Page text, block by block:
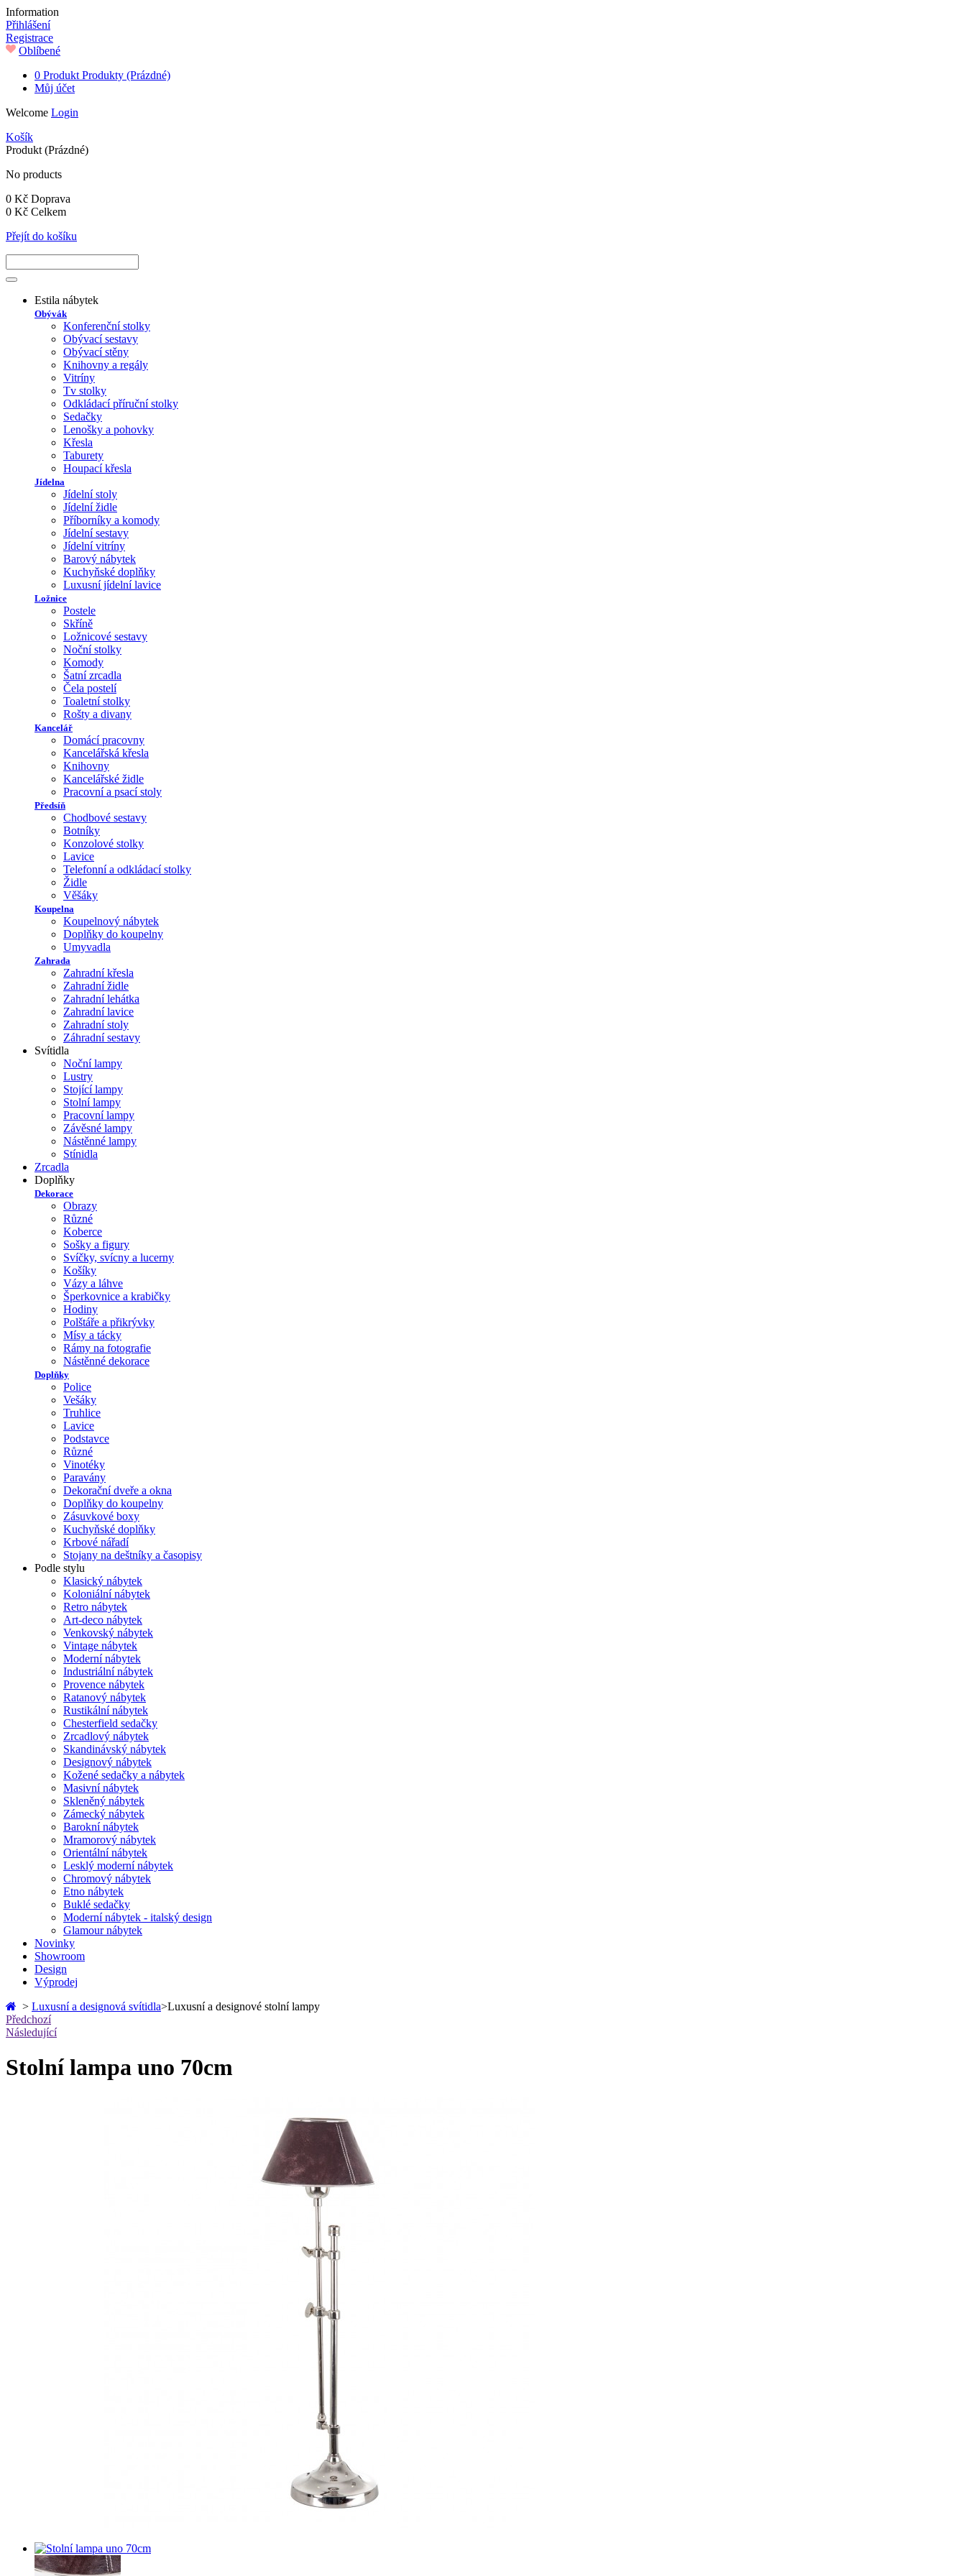
Information
Přihlášení
Registrace
Oblíbené
0 Produkt Produkty (Prázdné)
Můj účet
Welcome Login
Košík
Produkt (Prázdné)
No products
0 Kč Doprava
0 Kč Celkem
Přejít do košíku
Estila nábytek
Obývák
Konferenční stolky
Obývací sestavy
Obývací stěny
Knihovny a regály
Vitríny
Tv stolky
Odkládací příruční stolky
Sedačky
Lenošky a pohovky
Křesla
Taburety
Houpací křesla
Jídelna
Jídelní stoly
Jídelní židle
Příborníky a komody
Jídelní sestavy
Jídelní vitríny
Barový nábytek
Kuchyňské doplňky
Luxusní jídelní lavice
Ložnice
Postele
Skříně
Ložnicové sestavy
Noční stolky
Komody
Šatní zrcadla
Čela postelí
Toaletní stolky
Rošty a divany
Kancelář
Domácí pracovny
Kancelářská křesla
Knihovny
Kancelářské židle
Pracovní a psací stoly
Předsíň
Chodbové sestavy
Botníky
Konzolové stolky
Lavice
Telefonní a odkládací stolky
Židle
Věšáky
Koupelna
Koupelnový nábytek
Doplňky do koupelny
Umyvadla
Zahrada
Zahradní křesla
Zahradní židle
Zahradní lehátka
Zahradní lavice
Zahradní stoly
Záhradní sestavy
Svítidla
Noční lampy
Lustry
Stojící lampy
Stolní lampy
Pracovní lampy
Závěsné lampy
Nástěnné lampy
Stínidla
Zrcadla
Doplňky
Dekorace
Obrazy
Různé
Koberce
Sošky a figury
Svíčky, svícny a lucerny
Košíky
Vázy a láhve
Šperkovnice a krabičky
Hodiny
Polštáře a přikrývky
Mísy a tácky
Rámy na fotografie
Nástěnné dekorace
Doplňky
Police
Vešáky
Truhlice
Lavice
Podstavce
Různé
Vinotéky
Paravány
Dekorační dveře a okna
Doplňky do koupelny
Zásuvkové boxy
Kuchyňské doplňky
Krbové nářadí
Stojany na deštníky a časopisy
Podle stylu
Klasický nábytek
Koloniální nábytek
Retro nábytek
Art-deco nábytek
Venkovský nábytek
Vintage nábytek
Moderní nábytek
Industriální nábytek
Provence nábytek
Ratanový nábytek
Rustikální nábytek
Chesterfield sedačky
Zrcadlový nábytek
Skandinávský nábytek
Designový nábytek
Kožené sedačky a nábytek
Masivní nábytek
Skleněný nábytek
Zámecký nábytek
Barokní nábytek
Mramorový nábytek
Orientální nábytek
Lesklý moderní nábytek
Chromový nábytek
Etno nábytek
Buklé sedačky
Moderní nábytek - italský design
Glamour nábytek
Novinky
Showroom
Design
Výprodej
> Luxusní a designová svítidla>Luxusní a designové stolní lampy
Předchozí
Následující
Stolní lampa uno 70cm